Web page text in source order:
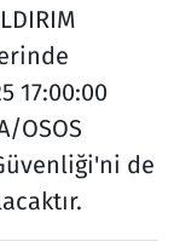
17:00:00
OSOS
de